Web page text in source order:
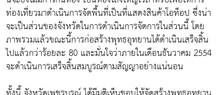
ท่องเที่ยวมาดำเนินการจัดพื้นที่เป็นที่แสดงสินค้าโอท็อป ซึ่งน่า
จะเป็นส่วนของจังหวัดในการดำเนินการจัดการในส่วนนี้ โดย
ภาพรวมแล้วขณะนี้การก่อสร้างพุทธอุทยานได้ดำเนินเสร็จสิ้น
ไปแล้วกว่าร้อยละ 80 และมั่นใจว่าภายในเดือนธันวาคม 2554
จะดำเนินการเสร็จสิ้นสมบูรณ์ตามสัญญาอย่างแน่นอน